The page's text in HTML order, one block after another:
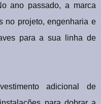
ano passado, a marca
no projeto, engenharia e
para a sua linha de
adicional de